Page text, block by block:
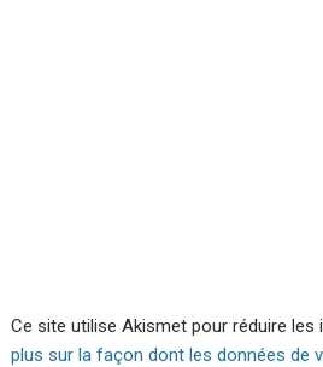
Ce site utilise Akismet pour réduire les
plus sur la façon dont les données de